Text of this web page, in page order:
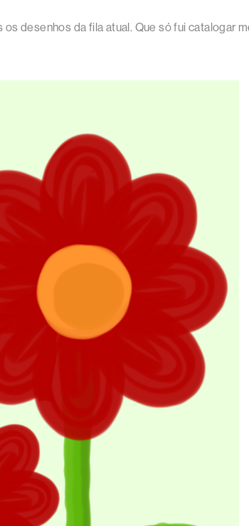
desenhos da fila atual. Que só fui catalogar